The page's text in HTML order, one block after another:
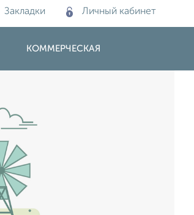
Закладки Личный кабинет
КОММЕРЧЕСКАЯ